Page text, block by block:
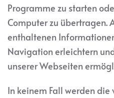
Programme zu starten
Computer zu übertragen.
enthaltenen
Navigation erleichtern
unserer Webseiten
In keinem Fall werden die